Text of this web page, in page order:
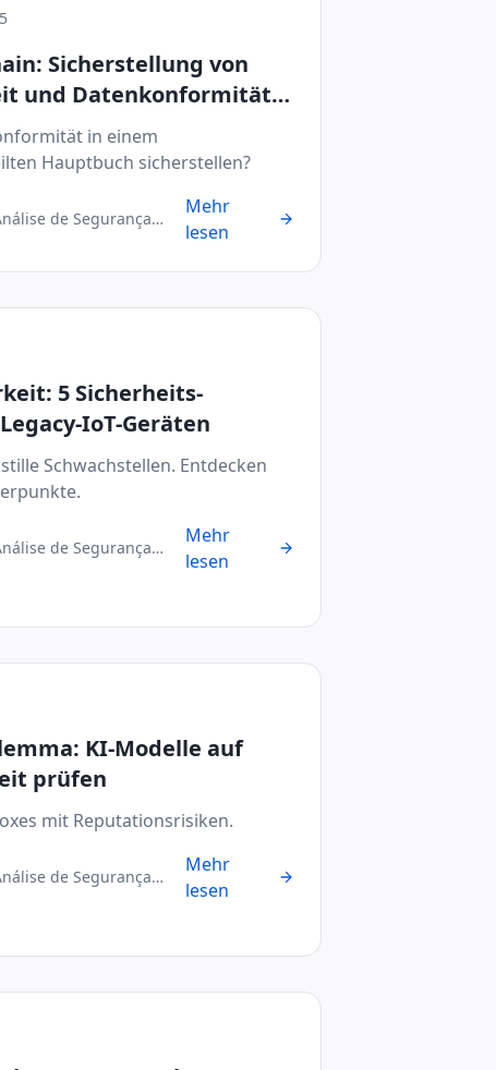
Sicherstellung von
und Datenkonformität
in einem
Hauptbuch sicherstellen?
de Segurança
Mehr
lesen
5 Sicherheits-
IoT-Geräten
Schwachstellen. Entdecken
de Segurança
Mehr
lesen
KI-Modelle auf
prüfen
mit Reputationsrisiken.
de Segurança
Mehr
lesen